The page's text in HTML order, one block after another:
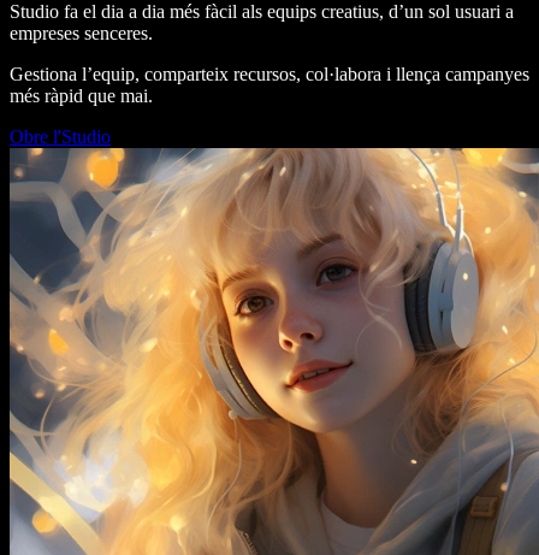
Studio fa el dia a dia més fàcil als equips creatius, d’un sol usuari a
empreses senceres.
Gestiona l’equip, comparteix recursos, col·labora i llença campanyes
més ràpid que mai.
Obre l'Studio